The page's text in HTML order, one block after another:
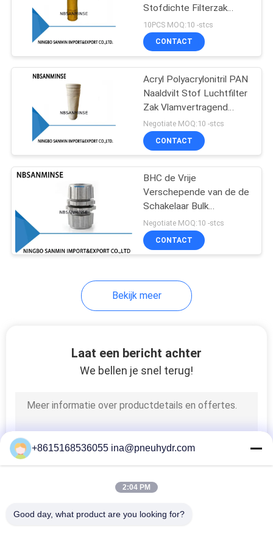
Pneumatische
Luchtcilinder
pneumatische
luchtmontage
HVAC-klep
Vloeibare Drukmaat
Stofdichte Filterzak
260C Stofdichte
Baghouse filterzakken
10PCS MOQ:10 -stcs
CONTACT
Acryl Polyacrylonitril PAN
Naaldvilt Stof Luchtfilter
Zak Vlamvertragend
Stofdicht Baghouse
filterzakken
Negotiate MOQ:10 -stcs
CONTACT
BHC de Vrije
Verschepende van de de
Schakelaar Bulk
Hoofdschakelaar van de
Slijtagemuur van de het
Luchtkussen
Klepdiafragma van Pluse
Negotiate MOQ:10 -stcs
CONTACT
Bekijk meer
Laat een bericht achter
We bellen je snel terug!
+8615168536055 ina@pneuhydr.com
2:04 PM
Good day, what product are you looking for?